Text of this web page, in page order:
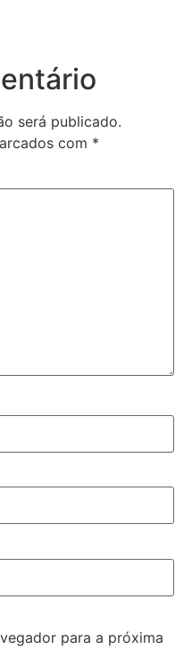
será publicado.
com *
para a próxima